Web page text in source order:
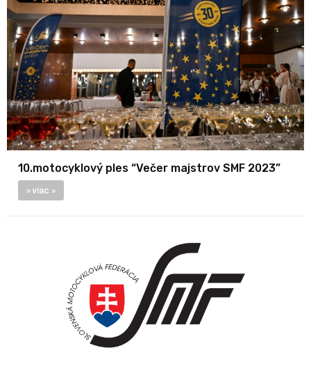
10.motocyklový ples “Večer majstrov SMF 2023”
» viac »